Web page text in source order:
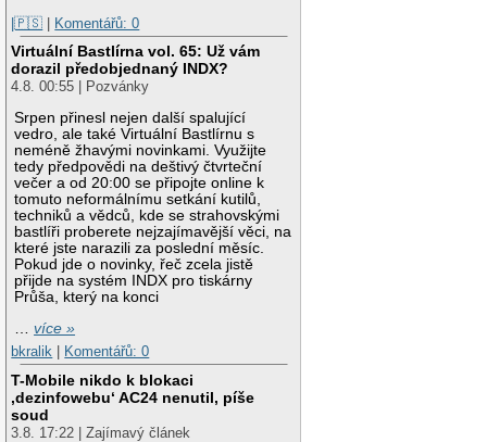
|🇵🇸 | Komentářů: 0
Virtuální Bastlírna vol. 65: Už vám
dorazil předobjednaný INDX?
4.8. 00:55 | Pozvánky
Srpen přinesl nejen další spalující
vedro, ale také Virtuální Bastlírnu s
neméně žhavými novinkami. Využijte
tedy předpovědi na deštivý čtvrteční
večer a od 20:00 se připojte online k
tomuto neformálnímu setkání kutilů,
techniků a vědců, kde se strahovskými
bastlíři proberete nejzajímavější věci, na
které jste narazili za poslední měsíc.
Pokud jde o novinky, řeč zcela jistě
přijde na systém INDX pro tiskárny
Průša, který na konci
…více »
bkralik
Komentářů: 0
T-Mobile nikdo k blokaci
‚dezinfowebu‘ AC24 nenutil, píše
soud
3.8. 17:22 | Zajímavý článek